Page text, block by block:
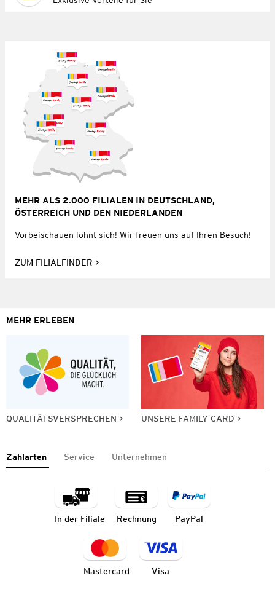
MEHR ALS 2.000 FILIALEN IN DEUTSCHLAND,
ÖSTERREICH UND DEN NIEDERLANDEN
Vorbeischauen lohnt sich! Wir freuen uns auf Ihren Besuch!
ZUM FILIALFINDER
MEHR ERLEBEN
QUALITÄTSVERSPRECHEN UNSERE FAMILY CARD
Zahlarten Service Unternehmen
In der Filiale Rechnung PayPal
Mastercard Visa